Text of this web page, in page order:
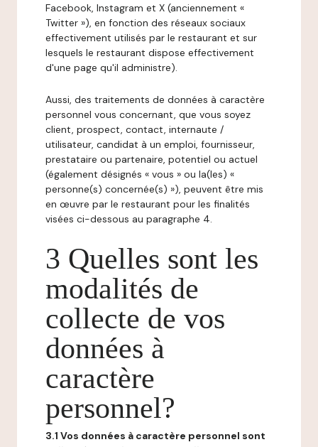
Facebook, Instagram et X (anciennement «
Twitter »), en fonction des réseaux sociaux
effectivement utilisés par le restaurant et sur
lesquels le restaurant dispose effectivement
d'une page qu'il administre).
Aussi, des traitements de données à caractère
personnel vous concernant, que vous soyez
client, prospect, contact, internaute /
utilisateur, candidat à un emploi, fournisseur,
prestataire ou partenaire, potentiel ou actuel
(également désignés « vous » ou la(les) «
personne(s) concernée(s) »), peuvent être mis
en œuvre par le restaurant pour les finalités
visées ci-dessous au paragraphe 4.
3 Quelles sont les
modalités de
collecte de vos
données à
caractère
personnel?
3.1 Vos données à caractère personnel sont